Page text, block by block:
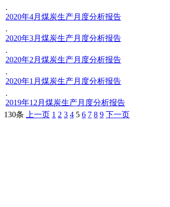
.
2020年4月煤炭生产月度分析报告
.
2020年3月煤炭生产月度分析报告
.
2020年2月煤炭生产月度分析报告
.
2020年1月煤炭生产月度分析报告
.
2019年12月煤炭生产月度分析报告
130条
上一页 1 2 3 4 5 6 7 8 9 下一页